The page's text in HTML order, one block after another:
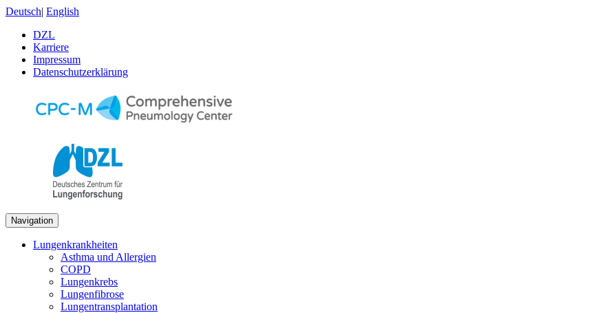
Deutsch| English
DZL
Karriere
Impressum
Datenschutzerklärung
Navigation
Lungenkrankheiten
Asthma und Allergien
COPD
Lungenkrebs
Lungenfibrose
Lungentransplantation